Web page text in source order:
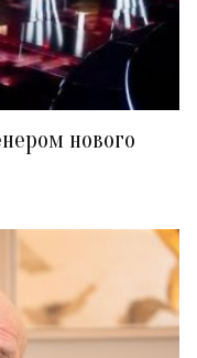
нового